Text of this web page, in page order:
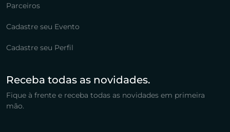
Parceiros
Cadastre seu Evento
Cadastre seu Perfil
Receba todas as novidades.
Fique à frente e receba todas as novidades em primeira
mão.